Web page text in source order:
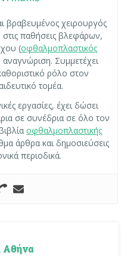
βραβευμένος χειρουργός
στις παθήσεις βλεφάρων,
(οφθαλμοπλαστικός
αναγνώριση. Συμμετέχει
ρόλο στον
τομέα.
εργασίες, έχει δώσει
σε συνέδρια σε όλο τον
οφθαλμοπλαστικής
άρθρα και δημοσιεύσεις
περιοδικά.
Αθήνα